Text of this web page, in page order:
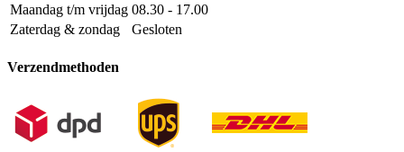
Maandag t/m vrijdag 08.30 - 17.00
Zaterdag & zondag
Gesloten
Verzendmethoden